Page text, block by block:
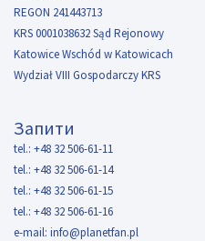
REGON 241443713
KRS 0001038632 Sąd Rejonowy
Katowice Wschód w Katowicach
Wydział VIII Gospodarczy KRS
Запити
tel.: +48 32 506-61-11
tel.: +48 32 506-61-14
tel.: +48 32 506-61-15
tel.: +48 32 506-61-16
e-mail: info@planetfan.pl